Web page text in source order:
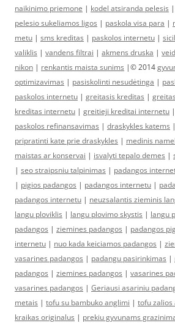
naikinimo priemone | kodel atsiranda pelesis |
pelesio sukeliamos ligos | paskola visa para |
metu | sms kreditas | paskolos internetu |
valiklis | vandens filtrai | akmens druska |
nikon | renkantis maista sunims |© 2014
optimizavimas | pasiskolinti nesudėtinga |
paskolos internetu | greitasis kreditas |
kreditas internetu | greitieji kreditai internetu |
paskolos refinansavimas | draskykles katems |
pripratinti kate prie draskykles | medinis
maistas ar konservai | isvalyti tepalo demes |
| seo straipsniu talpinimas | padangos
| pigios padangos | padangos internetu |
padangos internetu | neuzsalantis zieminis
langu ploviklis | langu plovimo skystis | langu
padangos | ziemines padangos | padangos
internetu | nuo kada keiciamos padangos |
vasarines padangos | padangu pasirinkimas |
padangos | ziemines padangos | vasarines
vasarines padangos | Geriausi asariniu
metais | tofu su bambuko anglimi | tofu zalios
kraikas originalus | prekiu gyvunams